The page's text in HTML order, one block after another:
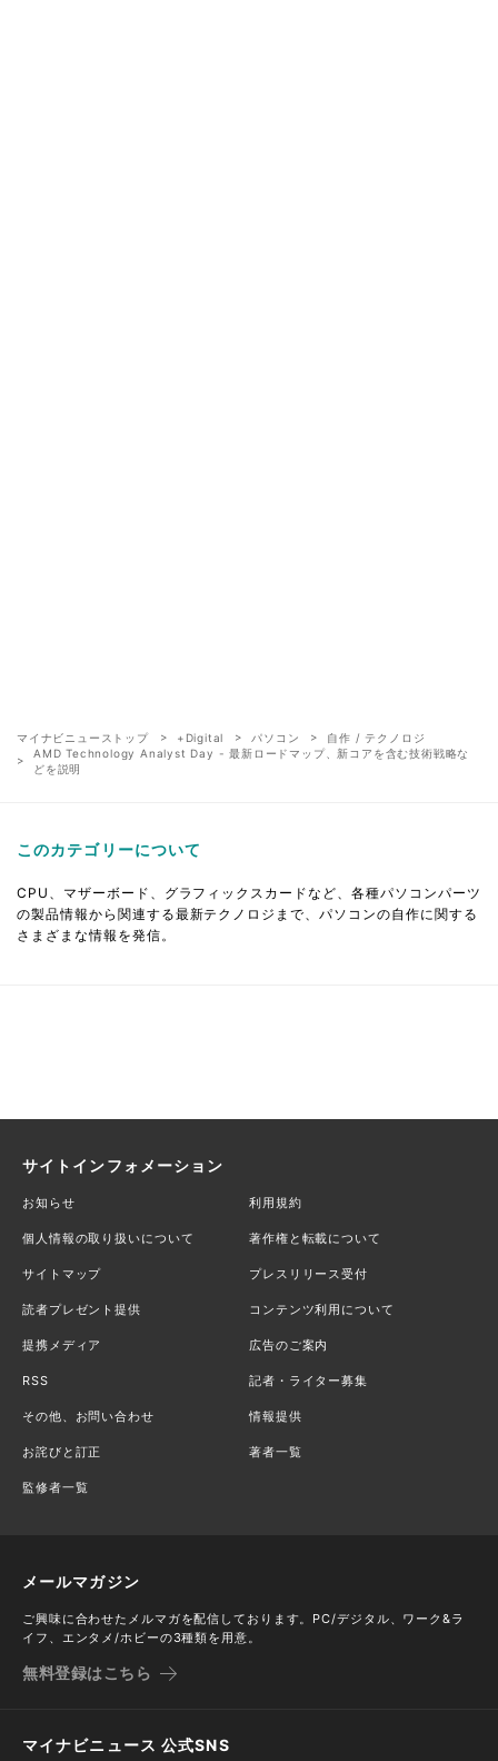
マイナビニューストップ +Digital パソコン
自作 / テクノロジ
AMD Technology Analyst Day - 最新ロードマップ、新コアを含む技術戦略な
どを説明
このカテゴリーについて
CPU、マザーボード、グラフィックスカードなど、各種パソコンパーツ
の製品情報から関連する最新テクノロジまで、パソコンの自作に関する
さまざまな情報を発信。
サイトインフォメーション
お知らせ 利用規約
個人情報の取り扱いについて 著作権と転載について
サイトマップ プレスリリース受付
読者プレゼント提供 コンテンツ利用について
提携メディア 広告のご案内
RSS 記者・ライター募集
その他、お問い合わせ 情報提供
お詫びと訂正 著者一覧
監修者一覧
メールマガジン
ご興味に合わせたメルマガを配信しております。PC/デジタル、ワーク&ラ
イフ、エンタメ/ホビーの3種類を用意。
無料登録はこちら
マイナビニュース 公式SNS